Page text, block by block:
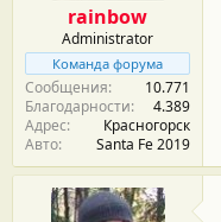
rainbow
Administrator
Команда форума
Сообщения
10.771
Благодарности
4.389
Адрес
Красногорск
Авто
Santa Fe 2019